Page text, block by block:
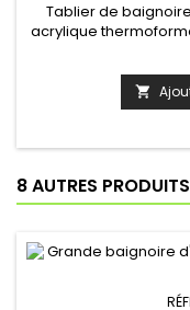
Tablier de baignoire
acrylique
NEO
droiteLongueur:
fixation inclus Frais

8 AUTRES